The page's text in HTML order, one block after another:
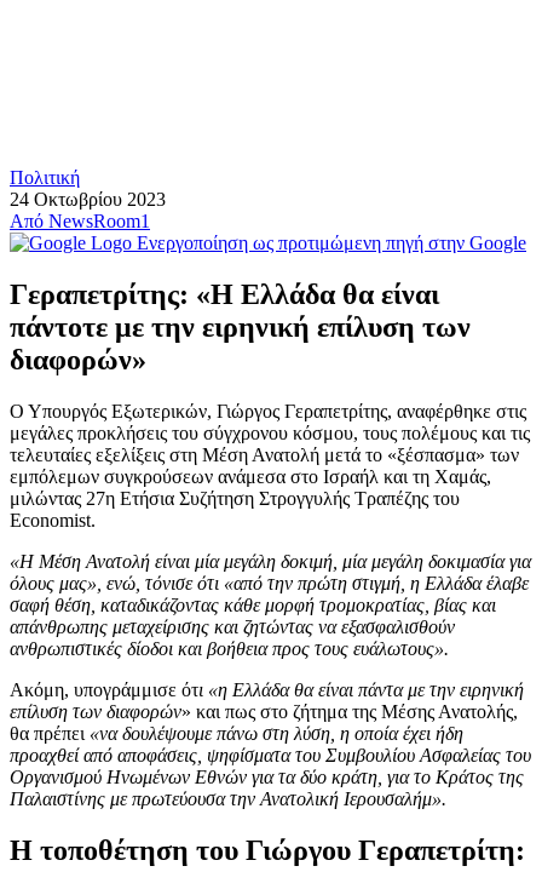
Πολιτική
24 Οκτωβρίου 2023
Από NewsRoom1
Ενεργοποίηση ως προτιμώμενη πηγή στην Google
Γεραπετρίτης: «Η Ελλάδα θα είναι
πάντοτε με την ειρηνική επίλυση των
διαφορών»
Ο Υπουργός Εξωτερικών, Γιώργος Γεραπετρίτης, αναφέρθηκε στις
μεγάλες προκλήσεις του σύγχρονου κόσμου, τους πολέμους και τις
τελευταίες εξελίξεις στη Μέση Ανατολή μετά το «ξέσπασμα» των
εμπόλεμων συγκρούσεων ανάμεσα στο Ισραήλ και τη Χαμάς,
μιλώντας 27η Ετήσια Συζήτηση Στρογγυλής Τραπέζης του
Economist.
«Η Μέση Ανατολή είναι μία μεγάλη δοκιμή, μία μεγάλη δοκιμασία για
όλους μας», ενώ, τόνισε ότι «από την πρώτη στιγμή, η Ελλάδα έλαβε
σαφή θέση, καταδικάζοντας κάθε μορφή τρομοκρατίας, βίας και
απάνθρωπης μεταχείρισης και ζητώντας να εξασφαλισθούν
ανθρωπιστικές δίοδοι και βοήθεια προς τους ευάλωτους».
Ακόμη, υπογράμμισε ότι «η Ελλάδα θα είναι πάντα με την ειρηνική
επίλυση των διαφορών» και πως στο ζήτημα της Μέσης Ανατολής,
θα πρέπει «να δουλέψουμε πάνω στη λύση, η οποία έχει ήδη
προαχθεί από αποφάσεις, ψηφίσματα του Συμβουλίου Ασφαλείας του
Οργανισμού Ηνωμένων Εθνών για τα δύο κράτη, για το Κράτος της
Παλαιστίνης με πρωτεύουσα την Ανατολική Ιερουσαλήμ».
Η τοποθέτηση του Γιώργου Γεραπετρίτη: